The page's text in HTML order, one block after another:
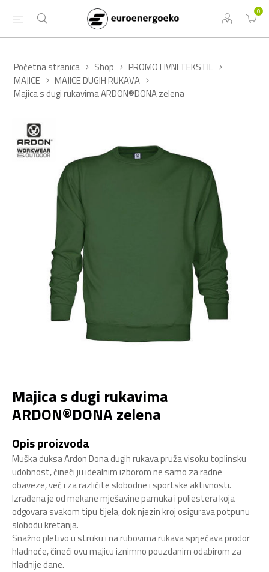
0
Početna stranica Shop
PROMOTIVNI TEKSTIL
MAJICE
MAJICE DUGIH RUKAVA
Majica s dugi rukavima ARDON®DONA zelena
Majica s dugi rukavima
ARDON®DONA zelena
Opis proizvoda
Muška duksa Ardon Dona dugih rukava pruža visoku toplinsku
udobnost, čineći ju idealnim izborom ne samo za radne
obaveze, već i za različite slobodne i sportske aktivnosti.
Izrađena je od mekane mješavine pamuka i poliestera koja
odgovara svakom tipu tijela, dok njezin kroj osigurava potpunu
slobodu kretanja.
Snažno pletivo u struku i na rubovima rukava sprječava prodor
hladnoće, čineći ovu majicu iznimno pouzdanim odabirom za
hladnije dane.